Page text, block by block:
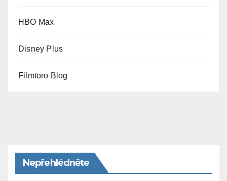
HBO Max
Disney Plus
Filmtoro Blog
Nepřehlédněte